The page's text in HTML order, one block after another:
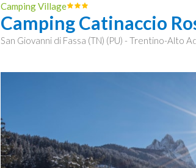
Camping Village
Camping Catinaccio
San Giovanni di Fassa (TN) (PU) - Trentino-Alto